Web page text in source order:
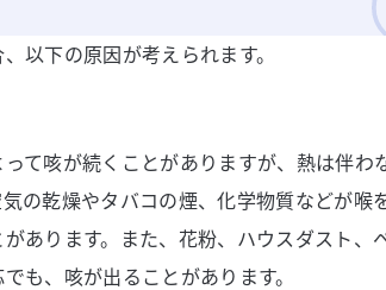
以下の原因が考えられます。
て咳が続くことがありますが、熱は伴わ
の乾燥やタバコの煙、化学物質などが喉
あります。また、花粉、ハウスダスト、
も、咳が出ることがあります。